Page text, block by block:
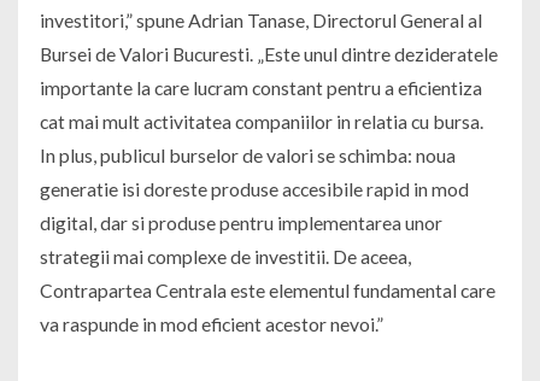
investitori,” spune Adrian Tanase, Directorul General al
Bursei de Valori Bucuresti. „Este unul dintre dezideratele
importante la care lucram constant pentru a eficientiza
cat mai mult activitatea companiilor in relatia cu bursa.
In plus, publicul burselor de valori se schimba: noua
generatie isi doreste produse accesibile rapid in mod
digital, dar si produse pentru implementarea unor
strategii mai complexe de investitii. De aceea,
Contrapartea Centrala este elementul fundamental care
va raspunde in mod eficient acestor nevoi.”